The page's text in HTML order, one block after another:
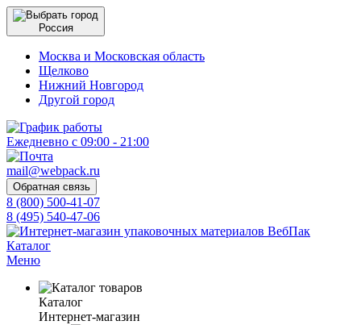
Россия
Москва и Московская область
Щелково
Нижний Новгород
Другой город
Ежедневно с 09:00 - 21:00
mail@webpack.ru
Обратная связь
8 (800) 500-41-07
8 (495) 540-47-06
Каталог
Меню
Каталог
Интернет-магазин